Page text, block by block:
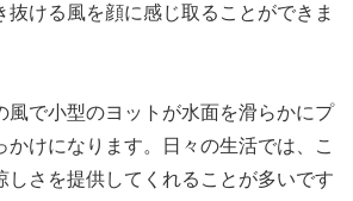
抜ける風を顔に感じ取ることができま
風で小型のヨットが水面を滑らかにプ
かけになります。日々の生活では、こ
しさを提供してくれることが多いです